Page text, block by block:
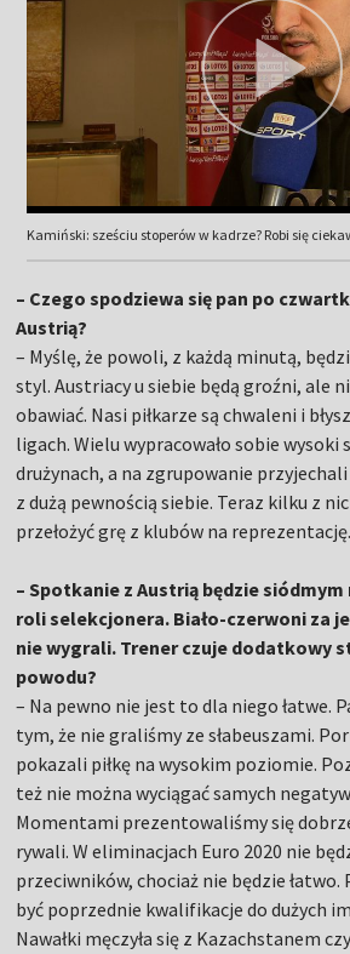
Kamiński: sześciu stoperów w kadrze? Robi się
– Czego spodziewa się pan po
Austrią?
– Myślę, że powoli, z każdą minutą,
styl. Austriacy u siebie będą groźni, ale
obawiać. Nasi piłkarze są chwaleni i
ligach. Wielu wypracowało sobie wysoki
drużynach, a na zgrupowanie
z dużą pewnością siebie. Teraz kilku z
przełożyć grę z klubów na reprezentację.
– Spotkanie z Austrią będzie
roli selekcjonera. Biało-czerwoni za
nie wygrali. Trener czuje dodatkowy
powodu?
– Na pewno nie jest to dla niego łatwe.
tym, że nie graliśmy ze słabeuszami.
pokazali piłkę na wysokim poziomie.
też nie można wyciągać samych
Momentami prezentowaliśmy się
rywali. W eliminacjach Euro 2020 nie
przeciwników, chociaż nie będzie
być poprzednie kwalifikacje do dużych
Nawałki męczyła się z Kazachstanem